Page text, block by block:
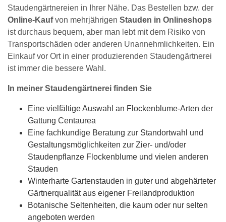
Staudengärtnereien in Ihrer Nähe. Das Bestellen bzw. der
Online-Kaufvon mehrjährigen Stauden in Onlineshops
ist durchaus bequem, aber man lebt mit dem Risiko von
Transportschäden oder anderen Unannehmlichkeiten. Ein
Einkauf vor Ort in einer produzierenden Staudengärtnerei
ist immer die bessere Wahl.
In meiner Staudengärtnerei finden Sie
Eine vielfältige Auswahl an Flockenblume-Arten der
Gattung Centaurea
Eine fachkundige Beratung zur Standortwahl und
Gestaltungsmöglichkeiten zur Zier- und/oder
Staudenpflanze Flockenblume und vielen anderen
Stauden
Winterharte Gartenstauden in guter und abgehärteter
Gärtnerqualität aus eigener Freilandproduktion
Botanische Seltenheiten, die kaum oder nur selten
angeboten werden